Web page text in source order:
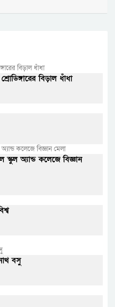
বিড়াল ধাঁধা
স্কুল অ্যান্ড কলেজে বিজ্ঞান
বসু